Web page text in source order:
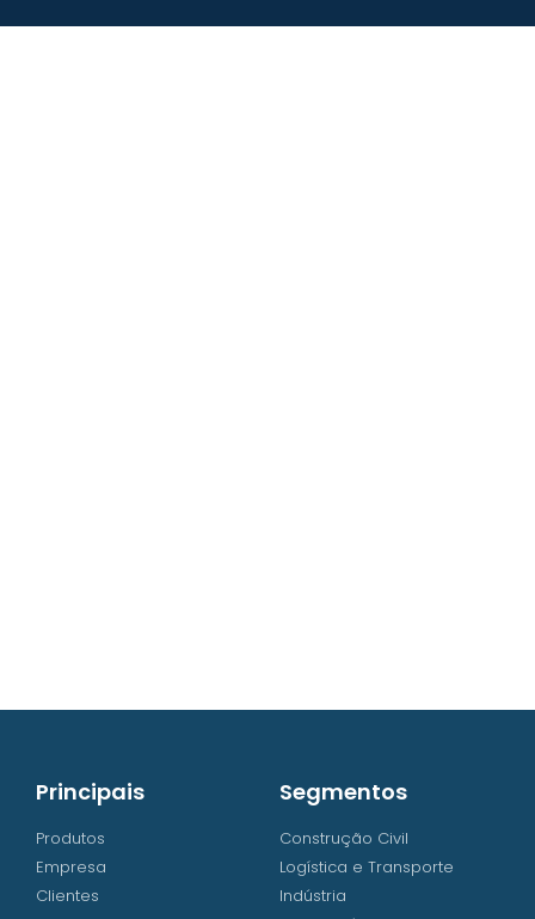
Principais
Produtos
Empresa
Clientes
Segmentos
Construção Civil
Logística e Transporte
Indústria